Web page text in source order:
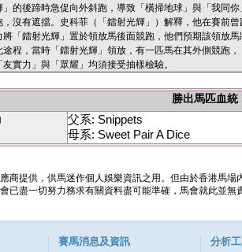
的後蹄時急促向外斜跑，導致「橫掃地球」與「我同
沒有遮擋。史科菲（「鐳射光輝」）解釋，他在賽前
「鐳射光輝」置於領放馬後面競跑，他們預期該領放
程，當時「鐳射光輝」領放，有一匹馬在其外側競跑
實力」與「眾耀」均須接受抽樣檢驗。
勝出馬匹血統
父系: Snippets
母系: Sweet Pair A Dice
商提供，供馬迷作個人娛樂資訊之用。但由於香港馬
已盡一切努力務求有關資料盡可能準確，馬會就此並
賽馬消息及資訊 分析